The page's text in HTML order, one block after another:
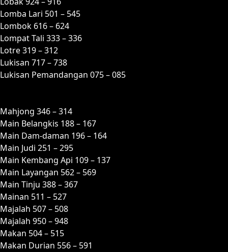
Lomba Lari 501 – 545
Lombok 616 – 624
Lompat Tali 333 – 336
Lotre 319 – 312
Lukisan 717 – 738
Lukisan Pemandangan 075 – 085
Mahjong 346 – 314
Main Belangkis 188 – 167
Main Dam-daman 196 – 164
Main Judi 251 – 295
Main Kembang Api 109 – 137
Main Layangan 562 – 569
Main Tinju 388 – 367
Mainan 511 – 527
Majalah 507 – 508
Majalah 950 – 948
Makan 504 – 515
Makan Durian 556 – 591